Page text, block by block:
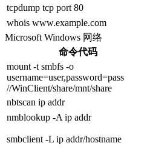
tcpdump tcp port 80
whois www.example.com
Microsoft Windows 网络
命令代码
mount -t smbfs -o
username=user,password=pass
//WinClient/share/mnt/share
nbtscan ip addr
nmblookup -A ip addr
smbclient -L ip addr/hostname